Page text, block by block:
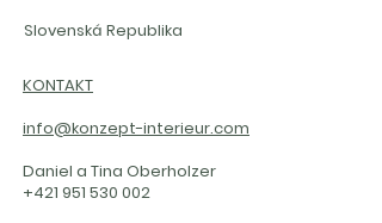
Slovenská Republika
KONTAKT
info@konzept-interieur.com
Daniel a Tina Oberholzer
+421 951 530 002